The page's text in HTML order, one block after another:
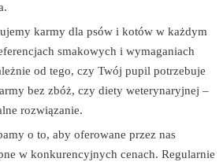
karmy dla psów i kotów w każdym
smakowych i wymaganiach
od tego, czy Twój pupil potrzebuje
bez zbóż, czy diety weterynaryjnej –
rozwiązanie.
o to, aby oferowane przez nas
w konkurencyjnych cenach. Regularnie